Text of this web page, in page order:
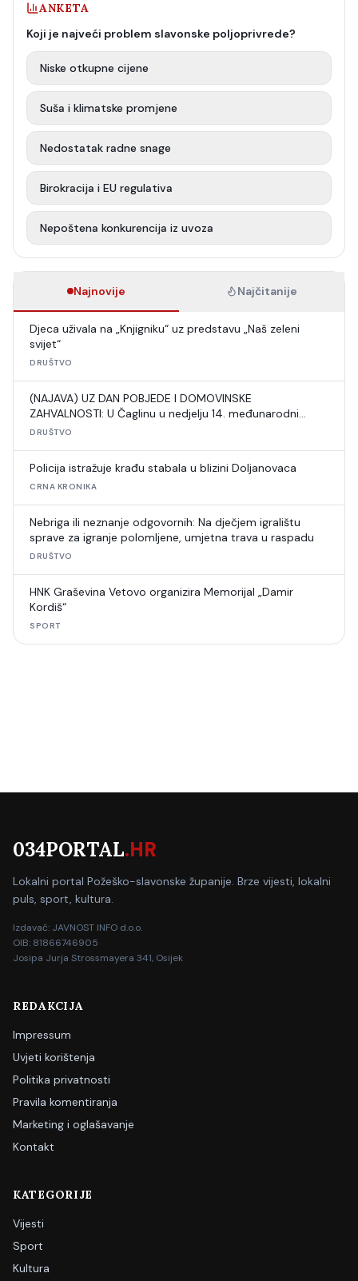
ANKETA
Koji je najveći problem slavonske poljoprivrede?
Niske otkupne cijene
Suša i klimatske promjene
Nedostatak radne snage
Birokracija i EU regulativa
Nepoštena konkurencija iz uvoza
Najnovije Najčitanije
Djeca uživala na „Knjigniku“ uz predstavu „Naš zeleni
svijet“
DRUŠTVO
(NAJAVA) UZ DAN POBJEDE I DOMOVINSKE
ZAHVALNOSTI: U Čaglinu u nedjelju 14. međunarodni
šahovski turnir
DRUŠTVO
Policija istražuje krađu stabala u blizini Doljanovaca
CRNA KRONIKA
Nebriga ili neznanje odgovornih: Na dječjem igralištu
sprave za igranje polomljene, umjetna trava u raspadu
DRUŠTVO
HNK Graševina Vetovo organizira Memorijal „Damir
Kordiš“
SPORT
034PORTAL.HR
Lokalni portal Požeško-slavonske županije. Brze vijesti, lokalni
puls, sport, kultura.
Izdavač: JAVNOST INFO d.o.o.
OIB: 81866746905
Josipa Jurja Strossmayera 341, Osijek
REDAKCIJA
Impressum
Uvjeti korištenja
Politika privatnosti
Pravila komentiranja
Marketing i oglašavanje
Kontakt
KATEGORIJE
Vijesti
Sport
Kultura